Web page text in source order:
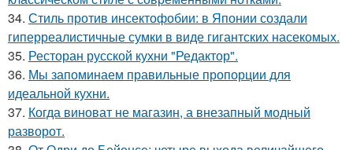
34. Стиль против инсектофобии: в Японии создали
гиперреалистичные сумки в виде гигантских насекомых.
35. Ресторан русской кухни "Редактор".
36. Мы запоминаем правильные пропорции для
идеальной кухни.
37. Когда виноват не магазин, а внезапный модный
разворот.